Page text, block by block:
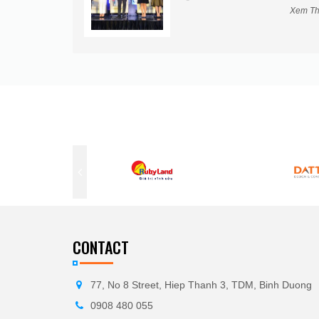
Xem Thêm
CONTACT
77, No 8 Street, Hiep Thanh 3, TDM, Binh Duong
0908 480 055